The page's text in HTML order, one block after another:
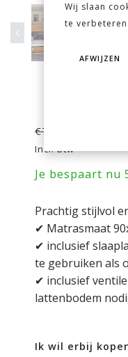
€789,00
Incl. btw
Je bespaart nu
Prachtig stijlvol
✔ Matrasmaat
✔ inclusief
te gebruiken als
✔ inclusief
lattenbodem
Ik wil erbij
Wij slaan
te verbeteren.
AFWIJZEN